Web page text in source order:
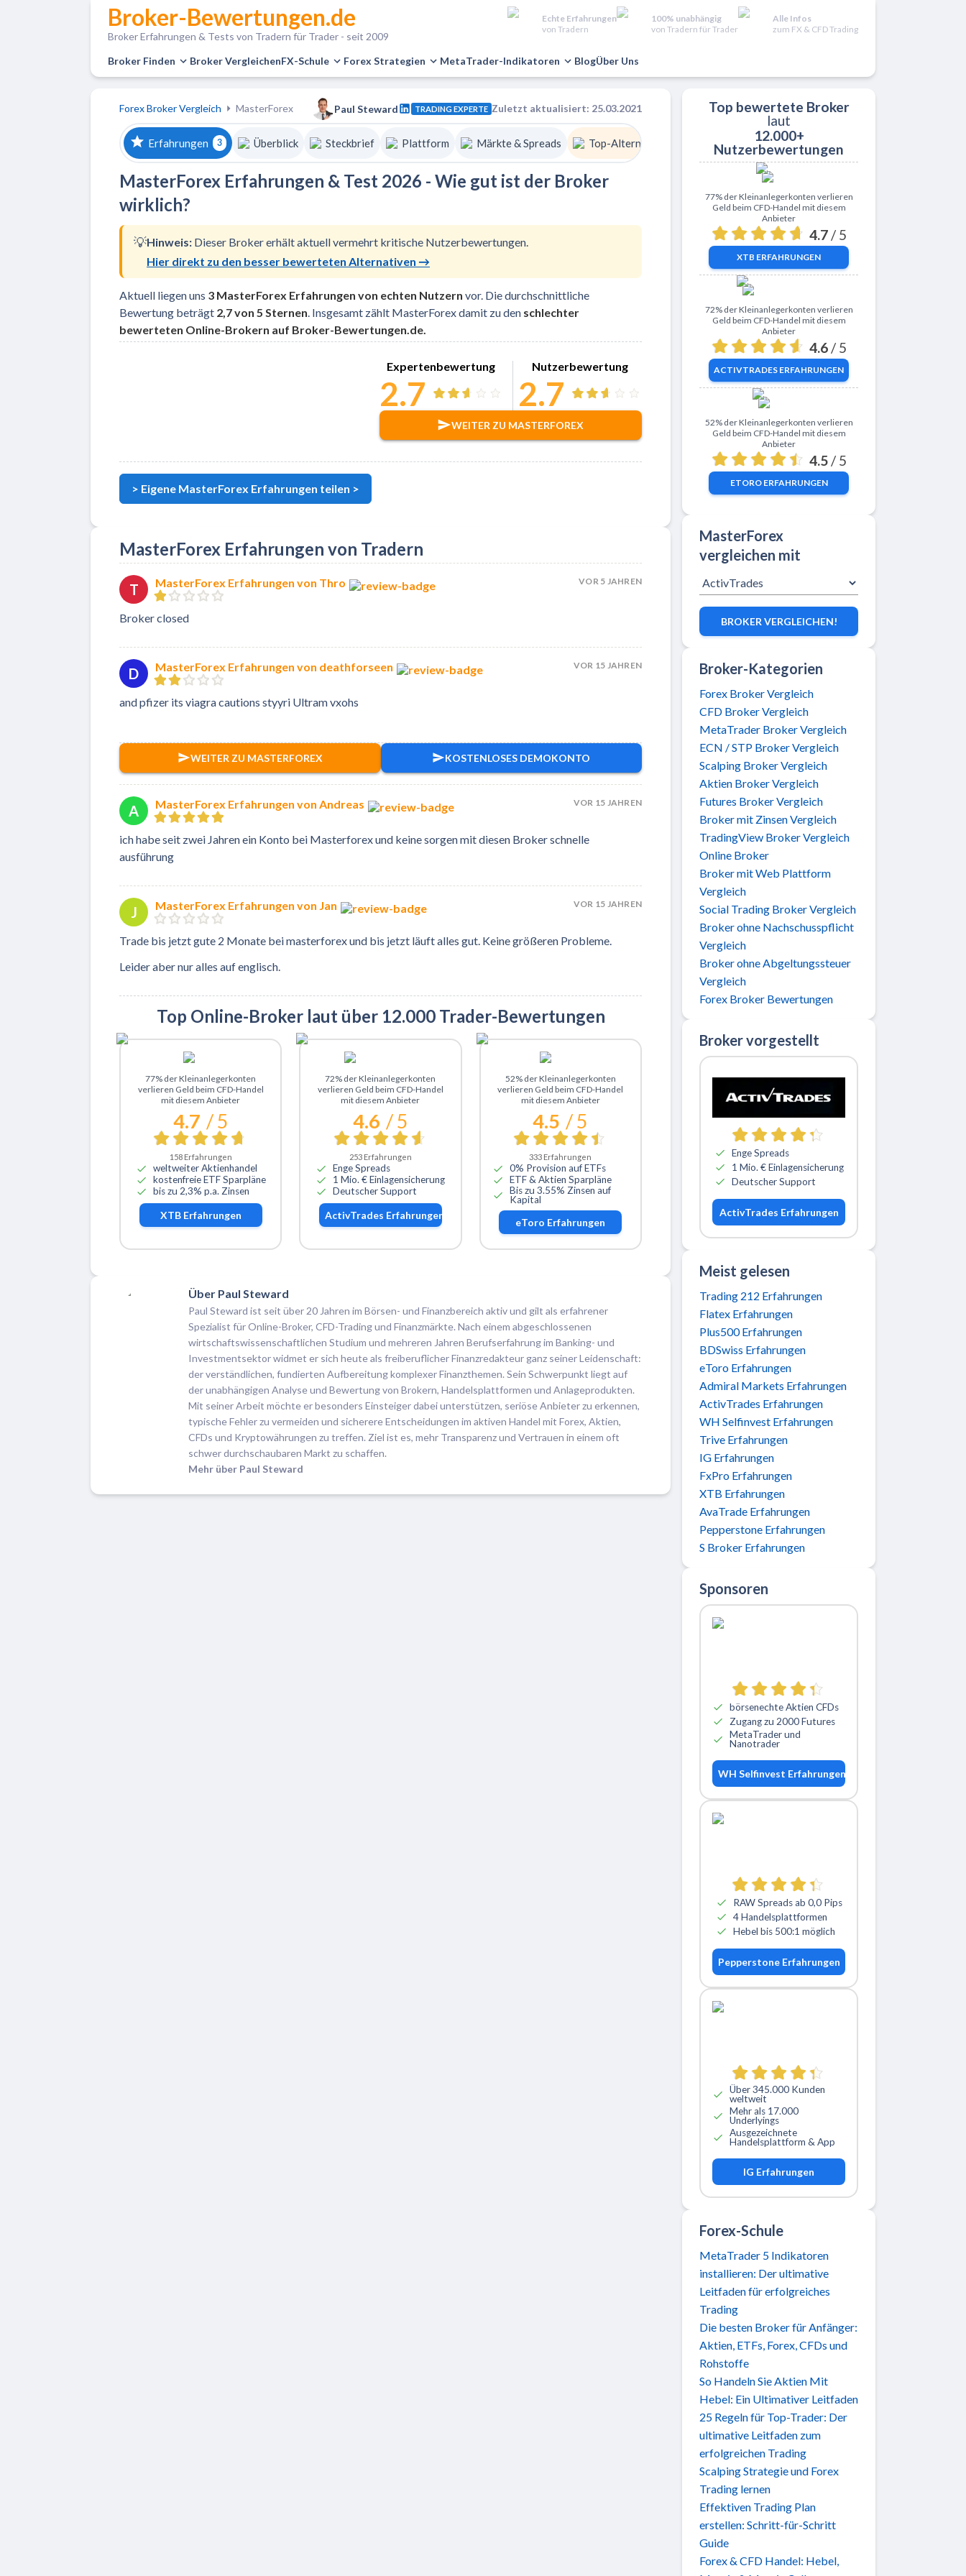
Broker-Bewertungen.de
Broker Erfahrungen & Tests von Tradern für Trader - seit 2009
Echte Erfahrungen
von Tradern
100% unabhängig
von Tradern für Trader
Alle Infos
zum FX & CFD Trading
Broker Finden Broker VergleichenFX-Schule Forex Strategien MetaTrader-Indikatoren BlogÜber Uns
Forex Broker Vergleich MasterForex Paul Steward TRADING EXPERTE Zuletzt aktualisiert: 25.03.2021
Erfahrungen 3 Überblick Steckbrief Plattform Märkte & Spreads Top-Alternativen
MasterForex Erfahrungen & Test 2026 - Wie gut ist der Broker
wirklich?
💡Hinweis: Dieser Broker erhält aktuell vermehrt kritische Nutzerbewertungen.
Hier direkt zu den besser bewerteten Alternativen →
Aktuell liegen uns 3 MasterForex Erfahrungen von echten Nutzern vor. Die durchschnittliche
Bewertung beträgt 2,7 von 5 Sternen. Insgesamt zählt MasterForex damit zu den schlechter
bewerteten Online-Brokern auf Broker-Bewertungen.de.
Expertenbewertung
2.7
Nutzerbewertung
2.7
WEITER ZU MASTERFOREX
> Eigene MasterForex Erfahrungen teilen >
MasterForex Erfahrungen von Tradern
T MasterForex Erfahrungen von Thro VOR 5 JAHREN
Broker closed
D MasterForex Erfahrungen von deathforseen VOR 15 JAHREN
and pfizer its viagra cautions styyri Ultramvxohs
WEITER ZU MASTERFOREX KOSTENLOSES DEMOKONTO
A MasterForex Erfahrungen von Andreas VOR 15 JAHREN
ich habe seit zwei Jahren ein Konto bei Masterforex und keine sorgen mit diesen Broker schnelle
ausführung
J MasterForex Erfahrungen von Jan VOR 15 JAHREN
Trade bis jetzt gute 2 Monate bei masterforex und bis jetzt läuft alles gut. Keine größeren Probleme.
Leider aber nur alles auf englisch.
Top Online-Broker laut über 12.000 Trader-Bewertungen
Zu XTB
77% der Kleinanlegerkonten
verlieren Geld beim CFD-Handel
mit diesem Anbieter
4.7 / 5
158Erfahrungen
weltweiter Aktienhandel
kostenfreie ETF Sparpläne
bis zu 2,3% p.a. Zinsen
XTBErfahrungen
Zu ActivTrades
72% der Kleinanlegerkonten
verlieren Geld beim CFD-Handel
mit diesem Anbieter
4.6 / 5
253Erfahrungen
Enge Spreads
1 Mio. € Einlagensicherung
Deutscher Support
ActivTrades Erfahrungen
Zu eToro
52% der Kleinanlegerkonten
verlieren Geld beim CFD-Handel
mit diesem Anbieter
4.5 / 5
333 Erfahrungen
0% Provision auf ETFs
ETF & Aktien Sparpläne
Bis zu 3.55% Zinsen auf
Kapital
eToro Erfahrungen
Über Paul Steward
Paul Steward ist seit über 20 Jahren im Börsen- und Finanzbereich aktiv und gilt als erfahrener
Spezialist für Online-Broker, CFD-Trading und Finanzmärkte. Nach einem abgeschlossenen
wirtschaftswissenschaftlichen Studium und mehreren Jahren Berufserfahrung im Banking- und
Investmentsektor widmet er sich heute als freiberuflicher Finanzredakteur ganz seiner Leidenschaft:
der verständlichen, fundierten Aufbereitung komplexer Finanzthemen. Sein Schwerpunkt liegt auf
der unabhängigen Analyse und Bewertung von Brokern, Handelsplattformen und Anlageprodukten.
Mit seiner Arbeit möchte er besonders Einsteiger dabei unterstützen, seriöse Anbieter zu erkennen,
typische Fehler zu vermeiden und sicherere Entscheidungen im aktiven Handel mit Forex, Aktien,
CFDs und Kryptowährungen zu treffen. Ziel ist es, mehr Transparenz und Vertrauen in einem oft
schwer durchschaubaren Markt zu schaffen.
Mehr über Paul Steward
Top bewertete Broker
laut
12.000+
Nutzerbewertungen
Zu XTB
77% der Kleinanlegerkonten verlieren
Geld beim CFD-Handel mit diesem
Anbieter
4.7 / 5
XTB ERFAHRUNGEN
Zu ActivTrades
72% der Kleinanlegerkonten verlieren
Geld beim CFD-Handel mit diesem
Anbieter
4.6 / 5
ACTIVTRADES ERFAHRUNGEN
Zu eToro
52% der Kleinanlegerkonten verlieren
Geld beim CFD-Handel mit diesem
Anbieter
4.5 / 5
ETOROERFAHRUNGEN
MasterForex
vergleichen mit
BROKER VERGLEICHEN!
Broker-Kategorien
Forex Broker Vergleich
CFD Broker Vergleich
MetaTrader Broker Vergleich
ECN / STP Broker Vergleich
Scalping Broker Vergleich
Aktien Broker Vergleich
Futures Broker Vergleich
Broker mit Zinsen Vergleich
TradingView Broker Vergleich
Online Broker
Broker mit Web Plattform
Vergleich
Social Trading Broker Vergleich
Broker ohne Nachschusspflicht
Vergleich
Broker ohne Abgeltungssteuer
Vergleich
Forex Broker Bewertungen
Broker vorgestellt
Zu ActivTrades
Enge Spreads
1 Mio. € Einlagensicherung
Deutscher Support
ActivTrades Erfahrungen
Meist gelesen
Trading 212 Erfahrungen
Flatex Erfahrungen
Plus500 Erfahrungen
BDSwiss Erfahrungen
eToro Erfahrungen
Admiral Markets Erfahrungen
ActivTrades Erfahrungen
WH Selfinvest Erfahrungen
Trive Erfahrungen
IG Erfahrungen
FxPro Erfahrungen
XTB Erfahrungen
AvaTrade Erfahrungen
Pepperstone Erfahrungen
S Broker Erfahrungen
Sponsoren
börsenechte Aktien CFDs
Zugang zu 2000 Futures
MetaTrader und
Nanotrader
WH Selfinvest Erfahrungen
RAW Spreads ab 0,0 Pips
4 Handelsplattformen
Hebel bis 500:1 möglich
Pepperstone Erfahrungen
Über 345.000 Kunden
weltweit
Mehr als 17.000
Underlyings
Ausgezeichnete
Handelsplattform & App
IG Erfahrungen
Forex-Schule
MetaTrader 5 Indikatoren
installieren: Der ultimative
Leitfaden für erfolgreiches
Trading
Die besten Broker für Anfänger:
Aktien, ETFs, Forex, CFDs und
Rohstoffe
So Handeln Sie Aktien Mit
Hebel: Ein Ultimativer Leitfaden
25 Regeln für Top-Trader: Der
ultimative Leitfaden zum
erfolgreichen Trading
Scalping Strategie und Forex
Trading lernen
Effektiven Trading Plan
erstellen: Schritt-für-Schritt
Guide
Forex & CFD Handel: Hebel,